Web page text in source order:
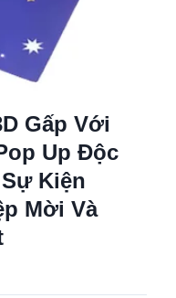
Gấp Với
Up Độc
Kiện
Mời Và